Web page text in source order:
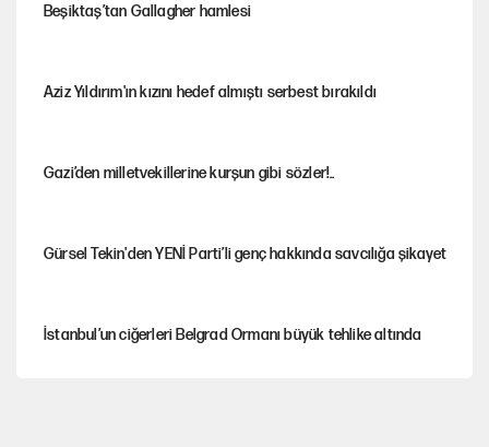
Beşiktaş’tan Gallagher hamlesi
Aziz Yıldırım'ın kızını hedef almıştı serbest bırakıldı
Gazi’den milletvekillerine kurşun gibi sözler!..
Gürsel Tekin'den YENİ Parti’li genç hakkında savcılığa şikayet
İstanbul’un ciğerleri Belgrad Ormanı büyük tehlike altında